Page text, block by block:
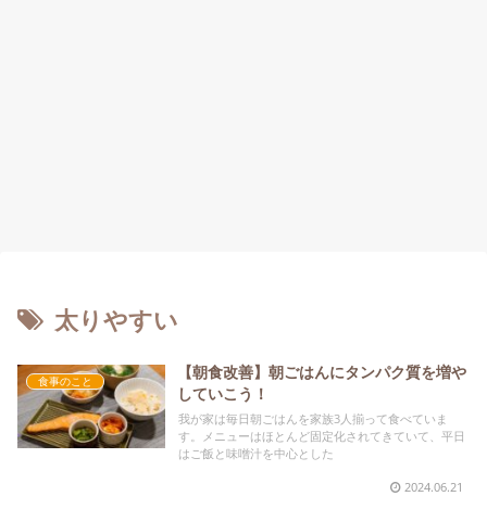
太りやすい
食事のこと
【朝食改善】朝ごはんにタンパク質を増や
していこう！
我が家は毎日朝ごはんを家族3人揃って食べていま
す。メニューはほとんど固定化されてきていて、平日
はご飯と味噌汁を中心とした
2024.06.21